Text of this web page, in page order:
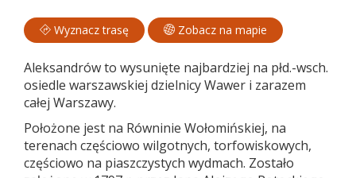
Wyznacz trasę Zobacz na mapie
Aleksandrów to wysunięte najbardziej na płd.-wsch.
osiedle warszawskiej dzielnicy Wawer i zarazem
całej Warszawy.
Położone jest na Równinie Wołomińskiej, na
terenach częściowo wilgotnych, torfowiskowych,
częściowo na piaszczystych wydmach. Zostało